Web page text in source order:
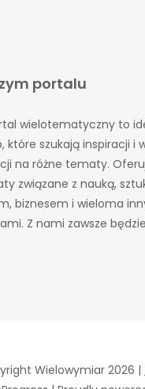
portalu
wielotematyczny to
które szukają inspiracji i
na różne tematy.
związane z nauką,
biznesem i wieloma
Z nami zawsze
Wielowymiar 2026 |